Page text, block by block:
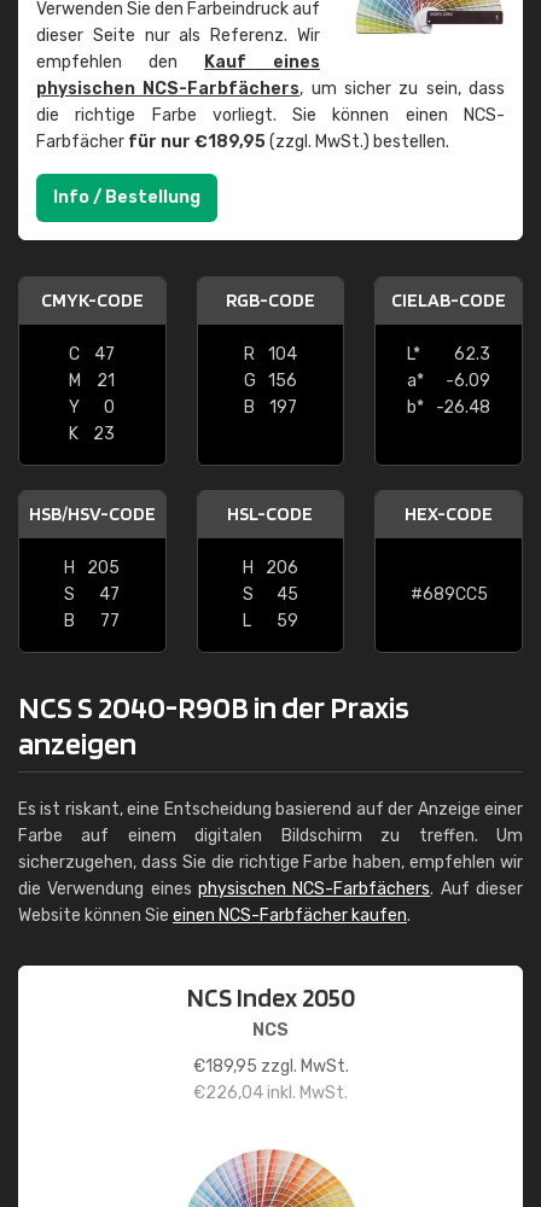
Verwenden Sie den Farbeindruck auf
dieser Seite nur als Referenz. Wir
empfehlen den
Kauf eines
physischen NCS-Farbfächers, um sicher zu sein, dass
die richtige Farbe vorliegt. Sie können einen NCS-
Farbfächer für nur €189,95(zzgl. MwSt.) bestellen.
Info / Bestellung
CMYK-CODE
C
47
M
21
Y
0
K
23
RGB-CODE
R
104
G
156
B
197
CIELAB-CODE
L*
62.3
a*
-6.09
b*
-26.48
HSB/HSV-CODE
H
205
S
47
B
77
HSL-CODE
H
206
S
45
L
59
HEX-CODE
#689CC5
NCS S 2040-R90B in der Praxis
anzeigen
Es ist riskant, eine Entscheidung basierend auf der Anzeige einer
Farbe auf einem digitalen Bildschirm zu treffen. Um
sicherzugehen, dass Sie die richtige Farbe haben, empfehlen wir
die Verwendung eines physischen NCS-Farbfächers. Auf dieser
Website können Sie einen NCS-Farbfächer kaufen.
NCS Index 2050
NCS
€189,95 zzgl. MwSt.
€226,04inkl. MwSt.